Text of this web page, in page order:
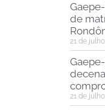
de
21 de
21 de